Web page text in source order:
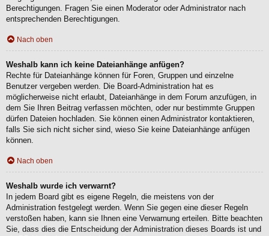
Berechtigungen. Fragen Sie einen Moderator oder Administrator nach
entsprechenden Berechtigungen.
Nach oben
Weshalb kann ich keine Dateianhänge anfügen?
Rechte für Dateianhänge können für Foren, Gruppen und einzelne
Benutzer vergeben werden. Die Board-Administration hat es
möglicherweise nicht erlaubt, Dateianhänge in dem Forum anzufügen, in
dem Sie Ihren Beitrag verfassen möchten, oder nur bestimmte Gruppen
dürfen Dateien hochladen. Sie können einen Administrator kontaktieren,
falls Sie sich nicht sicher sind, wieso Sie keine Dateianhänge anfügen
können.
Nach oben
Weshalb wurde ich verwarnt?
In jedem Board gibt es eigene Regeln, die meistens von der
Administration festgelegt werden. Wenn Sie gegen eine dieser Regeln
verstoßen haben, kann sie Ihnen eine Verwarnung erteilen. Bitte beachten
Sie, dass dies die Entscheidung der Administration dieses Boards ist und